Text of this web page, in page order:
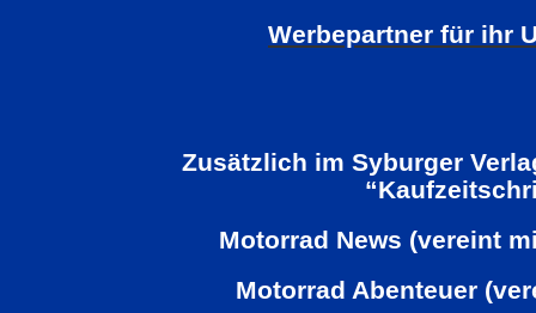
Werbepartner für ihr
Zusätzlich im Syburger
Motorrad News (vereint
Motorrad Abenteuer